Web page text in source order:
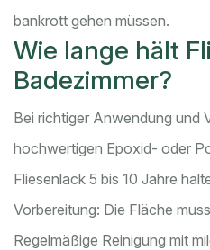
bankrott gehen müssen.
Wie lange hält
Badezimmer?
Bei richtiger Anwendung und
hochwertigen Epoxid- oder
Fliesenlack 5 bis 10 Jahre
Vorbereitung: Die Fläche
Regelmäßige Reinigung mit